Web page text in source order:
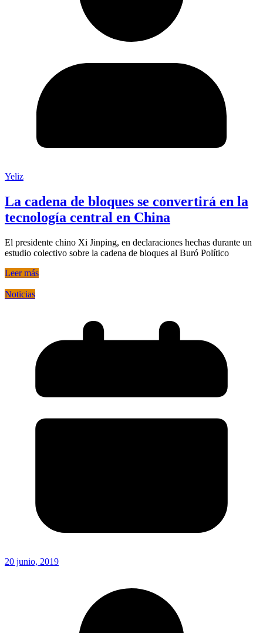
Yeliz
La cadena de bloques se convertirá en la
tecnología central en China
El presidente chino Xi Jinping, en declaraciones hechas durante un
estudio colectivo sobre la cadena de bloques al Buró Político
Leer más
Noticias
20 junio, 2019